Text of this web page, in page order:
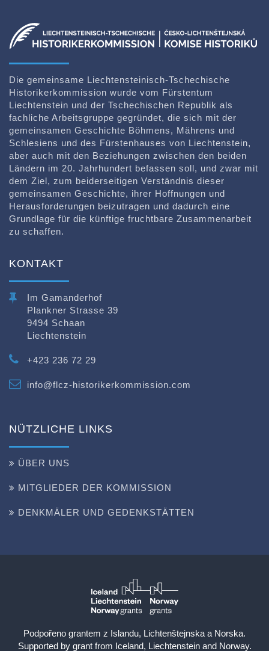
Die gemeinsame Liechtensteinisch-Tschechische
Historikerkommission wurde vom Fürstentum
Liechtenstein und der Tschechischen Republik als
fachliche Arbeitsgruppe gegründet, die sich mit der
gemeinsamen Geschichte Böhmens, Mährens und
Schlesiens und des Fürstenhauses von Liechtenstein,
aber auch mit den Beziehungen zwischen den beiden
Ländern im 20. Jahrhundert befassen soll, und zwar mit
dem Ziel, zum beiderseitigen Verständnis dieser
gemeinsamen Geschichte, ihrer Hoffnungen und
Herausforderungen beizutragen und dadurch eine
Grundlage für die künftige fruchtbare Zusammenarbeit
zu schaffen.
KONTAKT
Im Gamanderhof
Plankner Strasse 39
9494 Schaan
Liechtenstein
+423 236 72 29
info@flcz-historikerkommission.com
NÜTZLICHE LINKS
ÜBER UNS
MITGLIEDER DER KOMMISSION
DENKMÄLER UND GEDENKSTÄTTEN
Podpořeno grantem z Islandu, Lichtenštejnska a Norska.
Supported by grant from Iceland, Liechtenstein and Norway.